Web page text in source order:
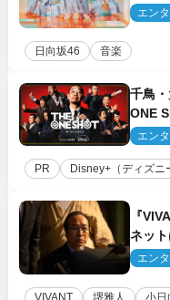
新ビジ
エン
日向坂46 音楽
千鳥
ONE
ド！
エン
PR Disney+（ディズニ
『
ネッ
い」「
エン
VIVANT 堺雅人 小日